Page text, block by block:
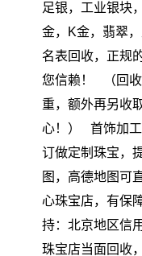
足银，工业银块
金，K金，翡翠
名表回收，正规
您信赖！ （回
重，额外再另收
心！） 首饰加工
订做定制珠宝，
图，高德地图可
心珠宝店，有保
持：北京地区信
珠宝店当面回收